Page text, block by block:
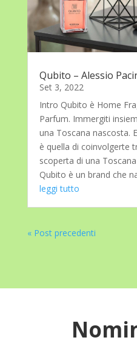
Qubito – Alessio
Set 3, 2022
Intro Qubito è Home
Parfum. Immergiti
una Toscana nascosta.
è quella di coinvolgerte
scoperta di una
Qubito è un brand che
leggi tutto
« Post precedenti